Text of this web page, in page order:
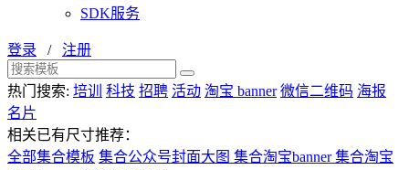
SDK服务
登录 / 注册
热门搜索: 培训 科技 招聘 活动 淘宝 banner 微信二维码 海报
名片
相关已有尺寸推荐：
全部集合模板 集合公众号封面大图 集合淘宝banner集合淘宝